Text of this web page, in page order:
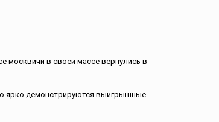
москвичи в своей массе вернулись в
ярко демонстрируются выигрышные